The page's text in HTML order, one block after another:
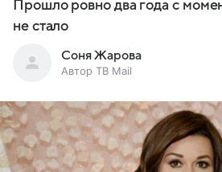
Прошло ровно два года с
не стало
Соня Жарова
Автор ТВ Mail